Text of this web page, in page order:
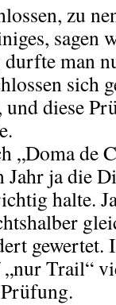
zu
sagen
man
sich
diese
„Doma de
Jahr ja die
halte.
Trail“